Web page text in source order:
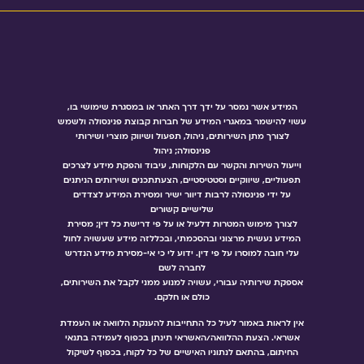
המידע אשר נמסר על ידך דרך האתר או במסגרת שימושי בו,
עשוי להישמר במאגרי המידע של חברות קבוצת פנינסולה ולשמש
לצורך מתן השירותים, ניהול, תפעול ושיווק מוצרי ושירותי
פנינסולה; ניהול
וייעול השירות והקשר עם הלקוחות, עיבוד והפקת מידע לצרכים
תפעוליים, שיווקיים וסטטיסטיים, הצעתתכנים ושירותים הניתנים
על ידי פנינסולה לרבות דיוור ישיר ומסירת המידע לצדדים
שלישיים קשורים
לצורך מימוש המטרות דלעיל או על פי דרישת כל דין; מסירת
המידע נעשית מרצוני ובהסכמתי, ובכללזה מידע שעשויה לחול
עלי חובה למוסרו על פי דין. ידוע לי כי אי-מסירת מידע הנדרש
לחברה לשם
אספקת שירותיה עבורי, עשויה למנוע ממני לקבל את השירותים,
כולם או חלקם.
אין לראות באמור לעיל כל התחייבות להענקת הלוואה או העמדת
אשראי. הצעת ההלוואה/האשראי תינתן בכפוף לעמידה בתנאי
החיתום, בהתאם לנתוניו האישיים של כל לקוח, בכפוף לשיקול